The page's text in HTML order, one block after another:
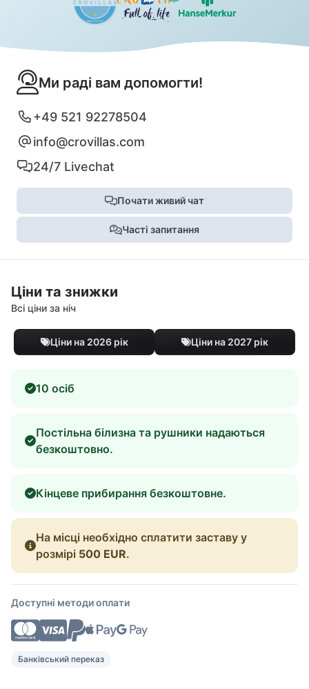
Ми раді вам допомогти!
+49 521 92278504
info@crovillas.com
24/7 Livechat
Почати живий чат
Часті запитання
Ціни та знижки
Всі ціни за ніч
Ціни на 2026 рік Ціни на 2027 рік
10 осіб
Постільна білизна та рушники надаються
безкоштовно.
Кінцеве прибирання безкоштовне.
На місці необхідно сплатити заставу у
розмірі 500 EUR.
Доступні методи оплати
Банківський переказ